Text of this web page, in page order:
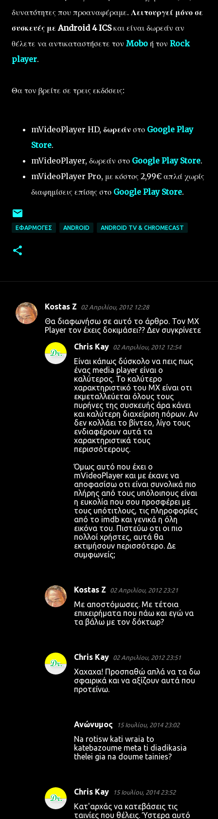
δυνατότητες που προαναφέραμε. Λειτουργεί μόνο σε
συσκευές με Android 4 ICSκαι είναι δωρεάν αν
θέλετε να αντικαταστήσετε τον Mobo ή τον Rock
player.
Θα τον βρείτε σε τρεις εκδόσεις:
mVideoPlayer HD, δωρεάν στο Google Play
Store.
mVideoPlayer, δωρεάν στο Google Play Store.
mVideoPlayer Pro, με κόστος 2,99€ απλά χωρίς
διαφημίσεις επίσης στο Google Play Store.
ΕΦΑΡΜΟΓΈΣ ANDROID ANDROID TV & CHROMECAST
Σ
Kostas Z 02 Απριλίου, 2012 12:28
Θα διαφωνήσω σε αυτό το άρθρο. Τον MX
Player τον έχεις δοκιμάσει?? Δεν συγκρίνετε
Chris Kay
02 Απριλίου, 2012 12:54
Είναι κάπως δύσκολο να πεις πως
ένας media player είναι ο
καλύτερος. Το καλύτερο
χαρακτηριστικό του MX είναι οτι
εκμεταλλεύεται όλους τους
πυρήνες της συσκευής άρα κάνει
και καλύτερη διαχείριση πόρων. Αν
δεν κολλάει το βίντεο, λίγο τους
ενδιαφέρουν αυτά τα
χαρακτηριστικά τους
περισσότερους.
Όμως αυτό που έχει ο
mVideoPlayer και με έκανε να
αποφασίσω οτι είναι συνολικά πιο
πλήρης από τους υπόλοιπους είναι
η ευκολία που σου προσφέρει με
τους υπότιτλους, τις πληροφορίες
από το imdb και γενικά η όλη
εικόνα του. Πιστεύω οτι οι πιο
πολλοί χρήστες, αυτά θα
εκτιμήσουν περισσότερο. Δε
συμφωνείς;
Kostas Z 02 Απριλίου, 2012 23:21
Με αποστόμωσες. Με τέτοια
επιχειρήματα που πάω και εγώ να
τα βάλω με τον δόκτωρ?
Chris Kay 02 Απριλίου, 2012 23:51
Χαχαχα! Προσπαθώ απλά να τα δω
σφαιρικά και να αξίζουν αυτά που
προτείνω.
Ανώνυμος 15 Ιουλίου, 2014 23:02
Na rotisw kati wraia to
katebazoume meta ti diadikasia
thelei gia na doume tainies?
Chris Kay 15 Ιουλίου, 2014 23:52
Κατ'αρχάς να κατεβάσεις τις
ταινίες που θέλεις. Ύστερα αυτό